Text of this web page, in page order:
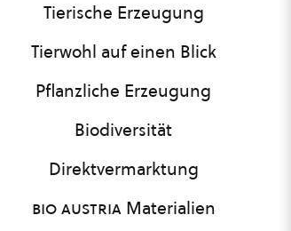
Tierische Erzeugung
Tierwohl auf einen Blick
Pflanzliche Erzeugung
Biodiversität
Direktvermarktung
bio austriaMaterialien